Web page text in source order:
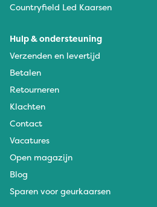
Countryfield Led Kaarsen
Hulp & ondersteuning
Verzenden en levertijd
Betalen
Retourneren
Klachten
Contact
Vacatures
Open magazijn
Blog
Sparen voor geurkaarsen